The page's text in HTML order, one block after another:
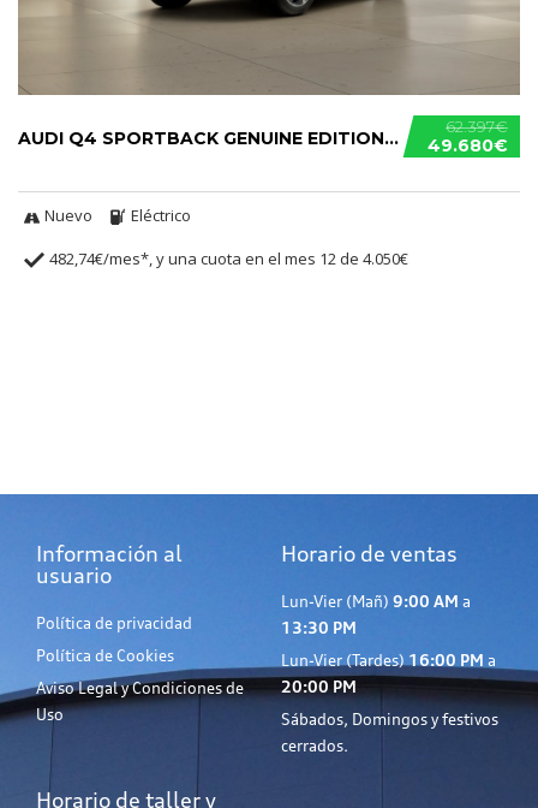
62.397€
49.680€
AUDI Q4 SPORTBACK GENUINE EDITION 45 E-TRON
Nuevo
Eléctrico
482,74€/mes*, y una cuota en el mes 12 de 4.050€
Información al
usuario
Política de privacidad
Política de Cookies
Aviso Legal y Condiciones de
Uso
Horario de ventas
Lun-Vier (Mañ) 9:00 AM a
13:30 PM
Lun-Vier (Tardes) 16:00 PM a
20:00 PM
Sábados, Domingos y festivos
cerrados.
Horario de taller y